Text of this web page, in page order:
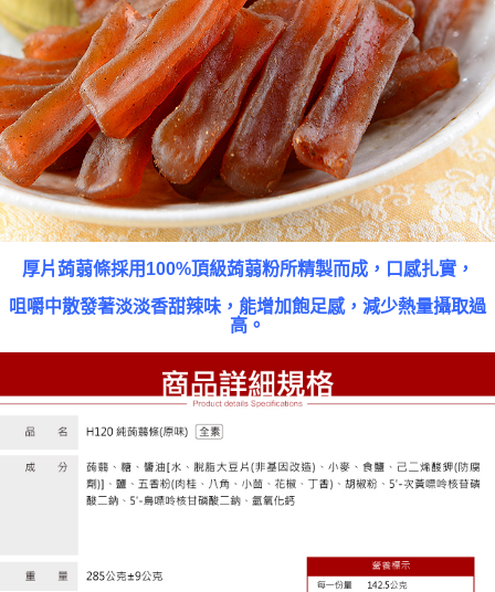
厚片蒟蒻條採用100%頂級蒟蒻粉所精製而成，口感扎實，
咀嚼中散發著淡淡香甜辣味，能增加飽足感，減少熱量攝取過
高。